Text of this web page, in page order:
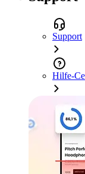
Support
Hilfe-